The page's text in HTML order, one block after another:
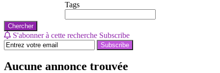
Tags
Chercher
S'abonner à cette recherche Subscribe
Subscribe
Aucune annonce trouvée